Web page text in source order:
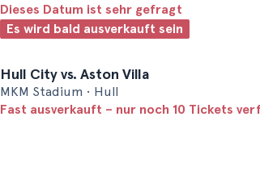
Dieses Datum ist sehr gefragt
Es wird bald ausverkauft sein
Hull City vs. Aston Villa
MKM Stadium • Hull
Fast ausverkauft – nur noch 10 Tickets